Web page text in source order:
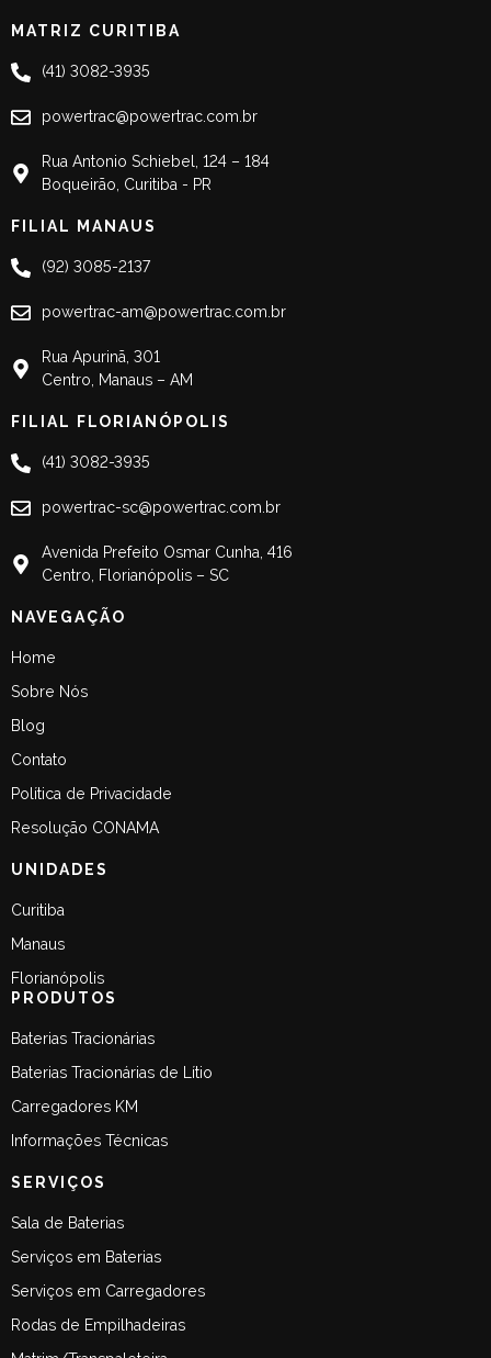
MATRIZ CURITIBA
(41) 3082-3935
powertrac@powertrac.com.br
Rua Antonio Schiebel, 124 – 184
Boqueirão, Curitiba - PR
FILIAL MANAUS
(92) 3085-2137
powertrac-am@powertrac.com.br
Rua Apurinã, 301
Centro, Manaus – AM
FILIAL FLORIANÓPOLIS
(41) 3082-3935
powertrac-sc@powertrac.com.br
Avenida Prefeito Osmar Cunha, 416
Centro, Florianópolis – SC
NAVEGAÇÃO
Home
Sobre Nós
Blog
Contato
Política de Privacidade
Resolução CONAMA
UNIDADES
Curitiba
Manaus
Florianópolis
PRODUTOS
Baterias Tracionárias
Baterias Tracionárias de Lítio
Carregadores KM
Informações Técnicas
SERVIÇOS
Sala de Baterias
Serviços em Baterias
Serviços em Carregadores
Rodas de Empilhadeiras